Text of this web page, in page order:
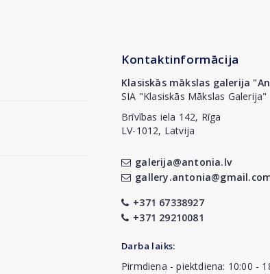
Kontaktinformācija
Klasiskās mākslas galerija
SIA "Klasiskās Mākslas Galerija"
Brīvības iela 142, Rīga
LV-1012, Latvija
galerija@antonia.lv
+371 67338927
+371 29210081
Darba laiks:
Pirmdiena - piektdiena: 10:00 -